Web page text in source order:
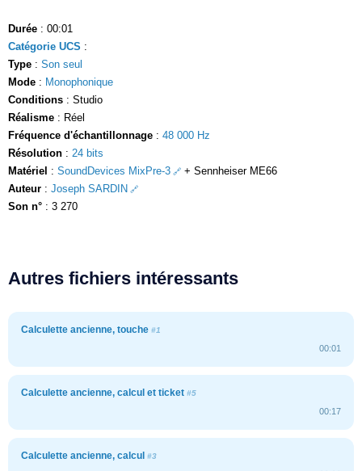
Durée : 00:01
Catégorie UCS :
Type : Son seul
Mode : Monophonique
Conditions : Studio
Réalisme : Réel
Fréquence d'échantillonnage : 48 000 Hz
Résolution : 24 bits
Matériel : SoundDevices MixPre-3
+ Sennheiser ME66
Auteur : Joseph SARDIN
Son n° : 3 270
Autres fichiers intéressants
Calculette ancienne, touche #1
00:01
Calculette ancienne, calcul et ticket #5
00:17
Calculette ancienne, calcul #3